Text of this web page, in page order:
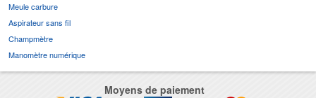
Meule carbure
Aspirateur sans fil
Champmètre
Manomètre numérique
Moyens de paiement